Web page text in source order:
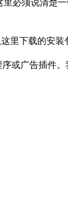
必须说清楚一
里下载的安
或广告插件